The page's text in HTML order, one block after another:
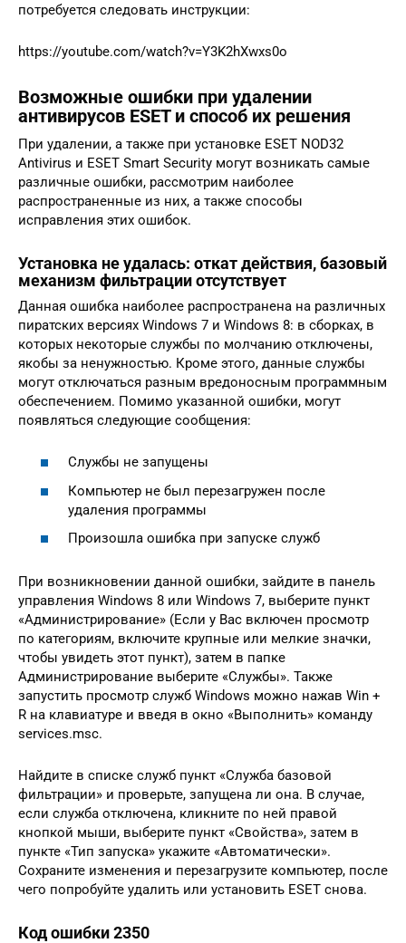
потребуется следовать инструкции:
https://youtube.com/watch?v=Y3K2hXwxs0o
Возможные ошибки при удалении
антивирусов ESET и способ их решения
При удалении, а также при установке ESET NOD32
Antivirus и ESET Smart Security могут возникать самые
различные ошибки, рассмотрим наиболее
распространенные из них, а также способы
исправления этих ошибок.
Установка не удалась: откат действия, базовый
механизм фильтрации отсутствует
Данная ошибка наиболее распространена на различных
пиратских версиях Windows 7 и Windows 8: в сборках, в
которых некоторые службы по молчанию отключены,
якобы за ненужностью. Кроме этого, данные службы
могут отключаться разным вредоносным программным
обеспечением. Помимо указанной ошибки, могут
появляться следующие сообщения:
Службы не запущены
Компьютер не был перезагружен после
удаления программы
Произошла ошибка при запуске служб
При возникновении данной ошибки, зайдите в панель
управления Windows 8 или Windows 7, выберите пункт
«Администрирование» (Если у Вас включен просмотр
по категориям, включите крупные или мелкие значки,
чтобы увидеть этот пункт), затем в папке
Администрирование выберите «Службы». Также
запустить просмотр служб Windows можно нажав Win +
R на клавиатуре и введя в окно «Выполнить» команду
services.msc.
Найдите в списке служб пункт «Служба базовой
фильтрации» и проверьте, запущена ли она. В случае,
если служба отключена, кликните по ней правой
кнопкой мыши, выберите пункт «Свойства», затем в
пункте «Тип запуска» укажите «Автоматически».
Сохраните изменения и перезагрузите компьютер, после
чего попробуйте удалить или установить ESET снова.
Код ошибки 2350